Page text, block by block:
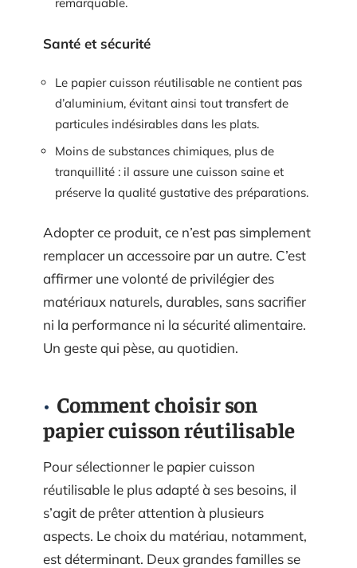
Santé et sécurité
Le papier cuisson réutilisable ne contient pas
d’aluminium, évitant ainsi tout transfert de
particules indésirables dans les plats.
Moins de substances chimiques, plus de
tranquillité : il assure une cuisson saine et
préserve la qualité gustative des préparations.
Adopter ce produit, ce n’est pas simplement
remplacer un accessoire par un autre. C’est
affirmer une volonté de privilégier des
matériaux naturels, durables, sans sacrifier
ni la performance ni la sécurité alimentaire.
Un geste qui pèse, au quotidien.
Comment choisir son
papier cuisson réutilisable
Pour sélectionner le papier cuisson
réutilisable le plus adapté à ses besoins, il
s’agit de prêter attention à plusieurs
aspects. Le choix du matériau, notamment,
est déterminant. Deux grandes familles se